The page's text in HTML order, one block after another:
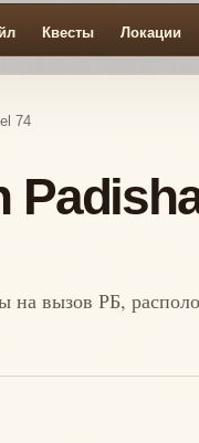
Квесты Локации
74
на вызов РБ,